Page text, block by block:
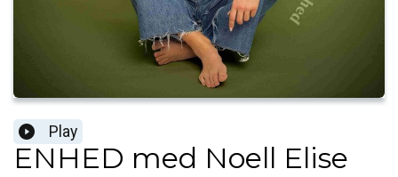
Play
ENHED med Noell Elise